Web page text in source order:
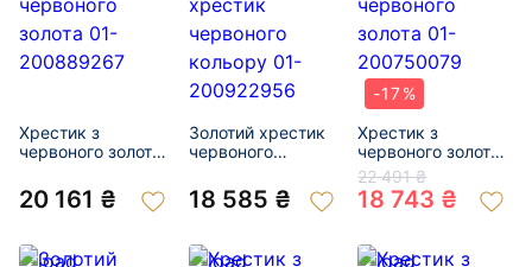
Хрестик з
червоного золота
20 161 ₴
Золотий хрестик
червоного
200922956
18 585 ₴
-17%
Хрестик з
червоного золота
01-200750079
22 491 ₴
18 743 ₴